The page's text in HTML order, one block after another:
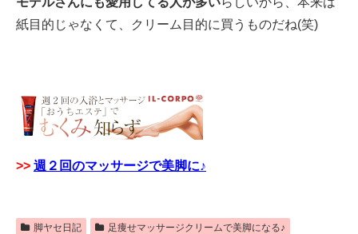
紙目的じゃなくて、クリーム目的に買うものだね(笑)
>> 週２回のマッサージで美脚に♪
脚ヤセ日記
足痩せマッサージクリームで美脚になる♪